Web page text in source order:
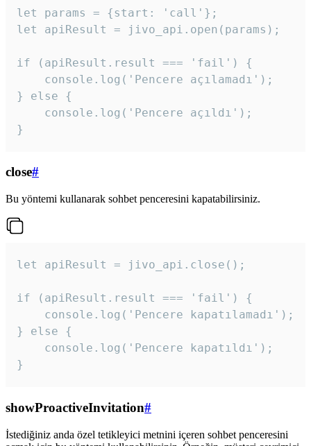
let params = {start: 'call'};
let apiResult = jivo_api.open(params);
if (apiResult.result === 'fail') {
    console.log('Pencere açılamadı');
} else {
    console.log('Pencere açıldı');
}
close#
Bu yöntemi kullanarak sohbet penceresini kapatabilirsiniz.
let apiResult = jivo_api.close();
if (apiResult.result === 'fail') {
    console.log('Pencere kapatılamadı');
} else {
    console.log('Pencere kapatıldı');
}
showProactiveInvitation#
İstediğiniz anda özel tetikleyici metnini içeren sohbet penceresini